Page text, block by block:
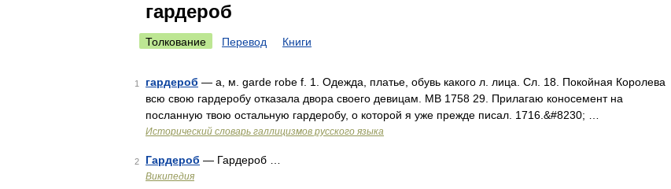
гардероб
Толкование Перевод Книги
1 гардероб — а, м. garde robe f. 1. Одежда, платье, обувь какого л. лица. Сл. 18. Покойная Королева
всю свою гардеробу отказала двора своего девицам. МВ 1758 29. Прилагаю коносемент на
посланную твою остальную гардеробу, о которой я уже прежде писал. 1716.&#8230; …
Исторический словарь галлицизмов русского языка
2 Гардероб — Гардероб …
Википедия